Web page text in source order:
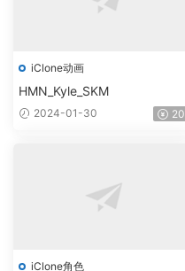
iClone动画
HMN_Kyle_SKM
2024-01-30 20
iClone角色